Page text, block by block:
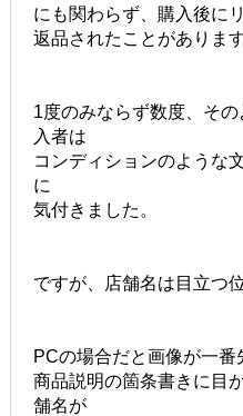
にも関わらず、購入後に
返品されたことがあります
1度のみならず数度、そ
入者は
コンディションのような
に
気付きました。
ですが、店舗名は目立つ
PCの場合だと画像が一
商品説明の箇条書きに目
舗名が